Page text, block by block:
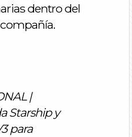
dentro del
|
Starship y
para